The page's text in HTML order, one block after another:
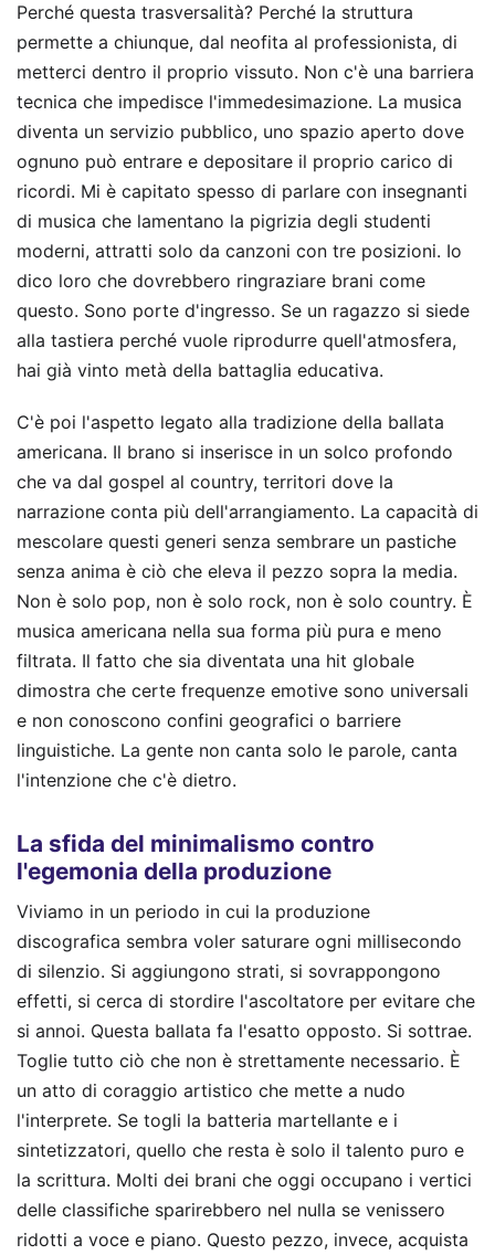
Perché questa trasversalità? Perché la struttura
permette a chiunque, dal neofita al professionista, di
metterci dentro il proprio vissuto. Non c'è una barriera
tecnica che impedisce l'immedesimazione. La musica
diventa un servizio pubblico, uno spazio aperto dove
ognuno può entrare e depositare il proprio carico di
ricordi. Mi è capitato spesso di parlare con insegnanti
di musica che lamentano la pigrizia degli studenti
moderni, attratti solo da canzoni con tre posizioni. Io
dico loro che dovrebbero ringraziare brani come
questo. Sono porte d'ingresso. Se un ragazzo si siede
alla tastiera perché vuole riprodurre quell'atmosfera,
hai già vinto metà della battaglia educativa.
C'è poi l'aspetto legato alla tradizione della ballata
americana. Il brano si inserisce in un solco profondo
che va dal gospel al country, territori dove la
narrazione conta più dell'arrangiamento. La capacità di
mescolare questi generi senza sembrare un pastiche
senza anima è ciò che eleva il pezzo sopra la media.
Non è solo pop, non è solo rock, non è solo country. È
musica americana nella sua forma più pura e meno
filtrata. Il fatto che sia diventata una hit globale
dimostra che certe frequenze emotive sono universali
e non conoscono confini geografici o barriere
linguistiche. La gente non canta solo le parole, canta
l'intenzione che c'è dietro.
La sfida del minimalismo contro
l'egemonia della produzione
Viviamo in un periodo in cui la produzione
discografica sembra voler saturare ogni millisecondo
di silenzio. Si aggiungono strati, si sovrappongono
effetti, si cerca di stordire l'ascoltatore per evitare che
si annoi. Questa ballata fa l'esatto opposto. Si sottrae.
Toglie tutto ciò che non è strettamente necessario. È
un atto di coraggio artistico che mette a nudo
l'interprete. Se togli la batteria martellante e i
sintetizzatori, quello che resta è solo il talento puro e
la scrittura. Molti dei brani che oggi occupano i vertici
delle classifiche sparirebbero nel nulla se venissero
ridotti a voce e piano. Questo pezzo, invece, acquista